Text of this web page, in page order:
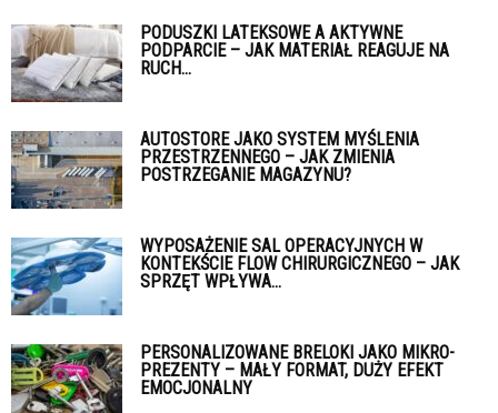
PODUSZKI LATEKSOWE A AKTYWNE
PODPARCIE – JAK MATERIAŁ REAGUJE NA
RUCH...
AUTOSTORE JAKO SYSTEM MYŚLENIA
PRZESTRZENNEGO – JAK ZMIENIA
POSTRZEGANIE MAGAZYNU?
WYPOSAŻENIE SAL OPERACYJNYCH W
KONTEKŚCIE FLOW CHIRURGICZNEGO – JAK
SPRZĘT WPŁYWA...
PERSONALIZOWANE BRELOKI JAKO MIKRO-
PREZENTY – MAŁY FORMAT, DUŻY EFEKT
EMOCJONALNY